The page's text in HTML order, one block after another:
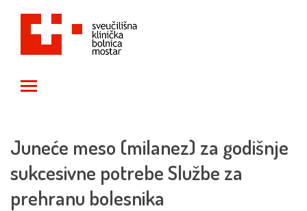
Juneće meso (milanez) za godišnje
sukcesivne potrebe Službe za
prehranu bolesnika